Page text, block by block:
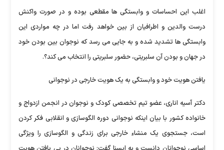
اغلب این احساسات و وابستگی ها مقطعی بوده و در صورت واکنش
درست والدین و اطرافیان از بین خواهد رفت اما در چه مواردی این
وابستگی ها تشدید شده و به جایی می رسد که نوجوان بین بودن خود
در جهان و بودن آن سلبریتی، حضور سلبریتی را انتخاب می کند؟.
یافتن هویت خود و وابستگی به یک هویت خارجی در نوجوانی
دکتر آسیه اناری، عضو تیم تخصصی کودک و نوجوان در انجمن ازدواج و
خانواده کشور با بیان اینکه نوجوانی دوره الگوسازی و انقلابی فکر کردن
است، جستجوی یک منشاء خارجی برای زندگی و الگوسازی را ویژگی